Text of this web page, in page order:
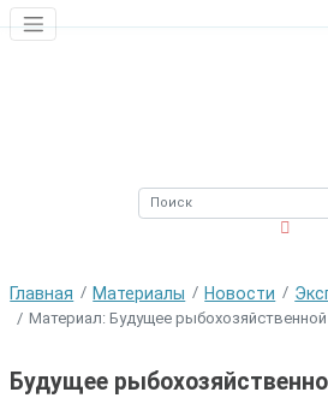
Главная Материалы Новости
Материал: Будущее
Будущее